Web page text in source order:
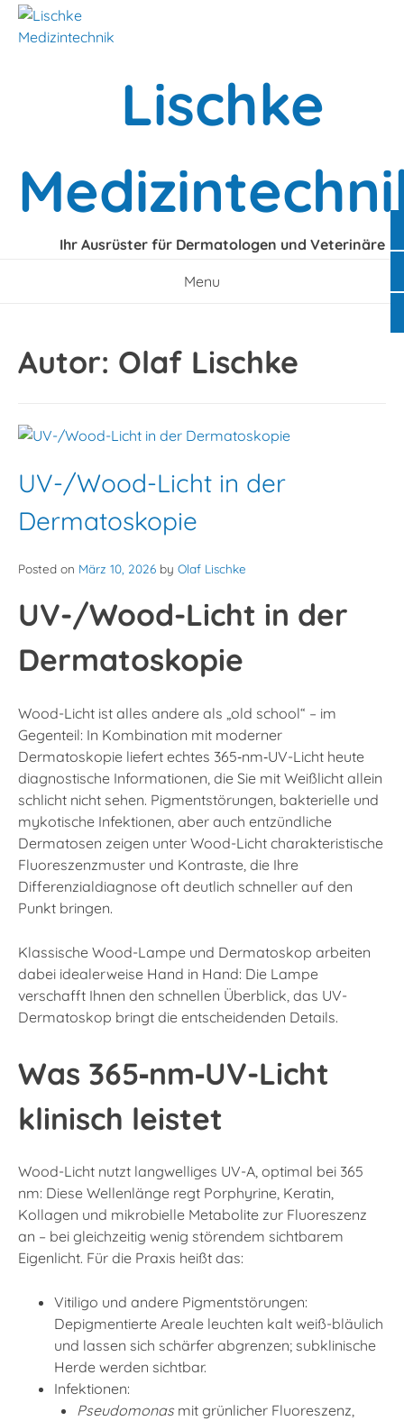
Skip
Lischke
Ihr Ausrüster für Dermatologen und Veterinäre
Menu
Autor: Olaf Lischke
UV-/Wood-Licht in der
Dermatoskopie
Posted on März 10, 2026 by Olaf Lischke
UV-/Wood-Licht in der
Dermatoskopie
Wood-Licht ist alles andere als „old school“ – im
Gegenteil: In Kombination mit moderner
Dermatoskopie liefert echtes 365‑nm‑UV-Licht heute
diagnostische Informationen, die Sie mit Weißlicht allein
schlicht nicht sehen. Pigmentstörungen, bakterielle und
mykotische Infektionen, aber auch entzündliche
Dermatosen zeigen unter Wood-Licht charakteristische
Fluoreszenzmuster und Kontraste, die Ihre
Differenzialdiagnose oft deutlich schneller auf den
Punkt bringen.
Klassische Wood-Lampe und Dermatoskop arbeiten
dabei idealerweise Hand in Hand: Die Lampe
verschafft Ihnen den schnellen Überblick, das UV-
Dermatoskop bringt die entscheidenden Details.
Was 365‑nm‑UV-Licht
klinisch leistet
Wood-Licht nutzt langwelliges UV-A, optimal bei 365
nm: Diese Wellenlänge regt Porphyrine, Keratin,
Kollagen und mikrobielle Metabolite zur Fluoreszenz
an – bei gleichzeitig wenig störendem sichtbarem
Eigenlicht. Für die Praxis heißt das:
Vitiligo und andere Pigmentstörungen:
Depigmentierte Areale leuchten kalt weiß-bläulich
und lassen sich schärfer abgrenzen; subklinische
Herde werden sichtbar.
Infektionen:
Pseudomonas mit grünlicher Fluoreszenz,